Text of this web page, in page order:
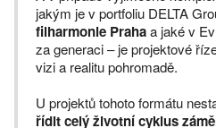
jakým je v portfoliu DELTA
filharmonie Prahaa jaké v
za generaci – je projektové
vizi a realitu pohromadě.
U projektů tohoto formátu
řídit celý životní cyklus